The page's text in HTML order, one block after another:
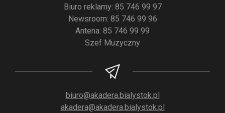
Biuro reklamy: 85 746 99 97
Newsroom: 85 746 99 96
Antena: 85 746 99 99
Szef Muzyczny
biuro@akadera.bialystok.pl
akadera@akadera.bialystok.pl